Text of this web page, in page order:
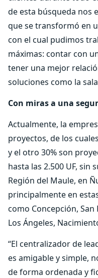
de esta búsqueda nos
que se transformó en
con el cual pudimos
máximas: contar con
tener una mejor
soluciones como la
Con miras a una
Actualmente, la
proyectos, de los
y el otro 30% son
hasta las 2.500 UF, sin
Región del Maule, en
principalmente en
como Concepción, San
Los Ángeles,
“El centralizador de
es amigable y simple,
de forma ordenada y